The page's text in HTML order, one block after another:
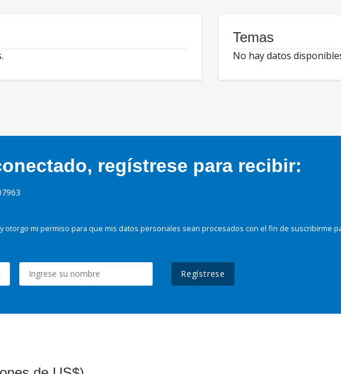
Temas
No hay datos
regístrese para recibir:
y otorgo mi permiso para que mis datos personales sean procesados con el fin de suscribirme
Regístrese